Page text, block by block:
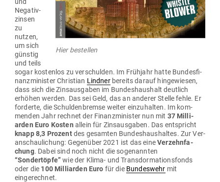
Hier bestellen
Nega­tiv­
zinsen
zu
nutzen,
um sich
günstig
und teils
sogar kos­tenlos zu ver­schulden. Im Frühjahr hatte Bun­des­fi­
nanz­mi­nister Christian Lindnerbereits darauf hin­ge­wiesen,
dass sich die Zins­aus­gaben im Bun­des­haushalt deutlich
erhöhen werden. Das sei Geld, das an anderer Stelle fehle. Er
for­derte, die Schul­den­bremse weiter ein­zu­halten. Im kom­
menden Jahr rechnet der Finanz­mi­nister nun mit 37 Mil­li­
arden Euro Kosten allein für Zins­aus­gaben. Das ent­spricht
knapp 8,3 Prozentdes gesamten Bun­des­haus­haltes. Zur Ver­
an­schau­li­chung: Gegenüber 2021 ist das eineVer­zehn­fa­
chung. Dabei sind noch nicht die soge­nannten
“Sondertöpfe”wie der Klima- und Trans­dor­ma­ti­ons­fonds
oder die 100 Mil­li­arden Euro für die Bun­deswehr mit
eingerechnet.